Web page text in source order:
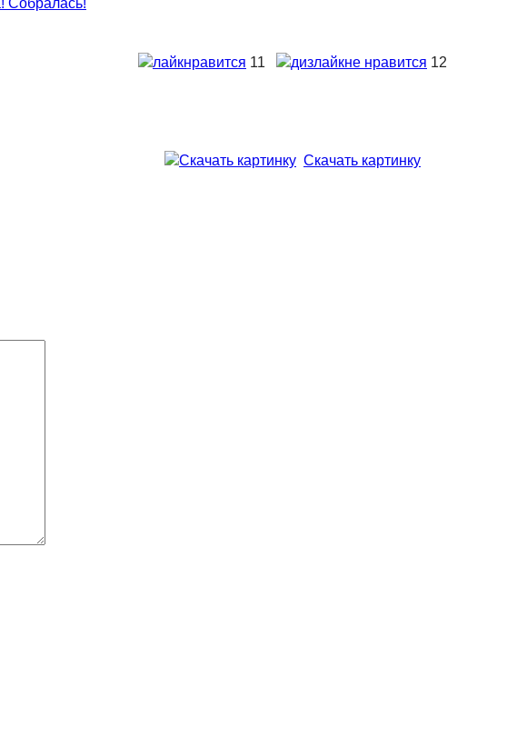
нравится 11 не нравится 12
Скачать картинку